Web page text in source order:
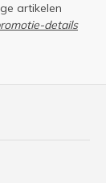
artikelen
details